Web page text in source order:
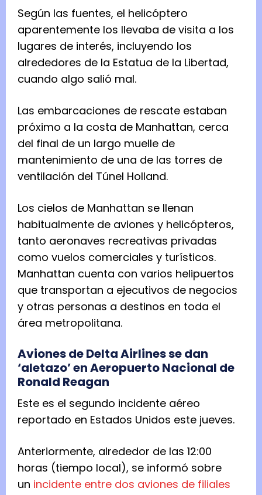
Según las fuentes, el helicóptero
aparentemente los llevaba de visita a los
lugares de interés, incluyendo los
alrededores de la Estatua de la Libertad,
cuando algo salió mal.
Las embarcaciones de rescate estaban
próximo a la costa de Manhattan, cerca
del final de un largo muelle de
mantenimiento de una de las torres de
ventilación del Túnel Holland.
Los cielos de Manhattan se llenan
habitualmente de aviones y helicópteros,
tanto aeronaves recreativas privadas
como vuelos comerciales y turísticos.
Manhattan cuenta con varios helipuertos
que transportan a ejecutivos de negocios
y otras personas a destinos en toda el
área metropolitana.
Aviones de Delta Airlines se dan
‘aletazo’ en Aeropuerto Nacional de
Ronald Reagan
Este es el segundo incidente aéreo
reportado en Estados Unidos este jueves.
Anteriormente, alrededor de las 12:00
horas (tiempo local), se informó sobre
un incidente entre dos aviones de filiales